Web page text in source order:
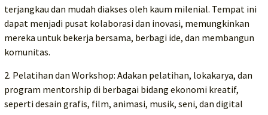
terjangkau dan mudah diakses oleh kaum milenial. Tempat ini
dapat menjadi pusat kolaborasi dan inovasi, memungkinkan
mereka untuk bekerja bersama, berbagi ide, dan membangun
komunitas.
2. Pelatihan dan Workshop: Adakan pelatihan, lokakarya, dan
program mentorship di berbagai bidang ekonomi kreatif,
seperti desain grafis, film, animasi, musik, seni, dan digital